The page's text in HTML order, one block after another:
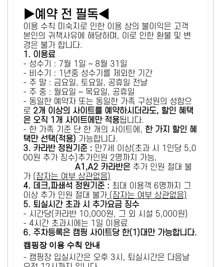
▶예약 전 필독◀
이용 수칙 미숙지로 인한 이용 상의 불이익은 고객
본인의 귀책사유에 해당하며, 이로 인한 환불 및 변
경은 불가 합니다.
1. 이용료
- 성수기 : 7월 1일 ~ 8월 31일
- 비수기 : 1년중 성수기를 제외한 기간
- 주 말 : 금요일, 토요일, 공휴일 전날
- 주 중 : 월요일 ~ 목요일, 공휴일
- 동일한 예약자 또는 동일한 가족 구성원의 성함으
로 2개 이상의 사이트를 예약하시더라도, 할인 혜택
은 오직 1개 사이트에만 적용됩니다.
- 한 가족 기준 단 한 개의 사이트에, 한 가지 할인 혜
택만 선택(적용) 가능합니다.
3. 카라반 정원기준 : 만7세 이상(초과 시 1인당 5,0
00원 추가 징수)추가인원 2명까지 가능,
A1,A2 카라반은 추가 인원 절대 불
가 (잠자는 여부 상관없음)
4. 데크,파쇄석 정원기준 : ​최대 이용객 6명까지 그
이상 추가 인원 절대 불가 (잠자는 여부 상관없음)
5. 퇴실시간 초과 시 추가요금 징수
- 시간당(카라반 10,000원, 그 외 시설 5,000원)
- 4시간 초과시에는 1일 이용료
6. 주차등록은 캠핑 사이트당 한(1)대만 가능합니다.
캠핑장 이용 수칙 안내
- 캠핑장 입실시간은 오후 3시, 퇴실시간은 다음날